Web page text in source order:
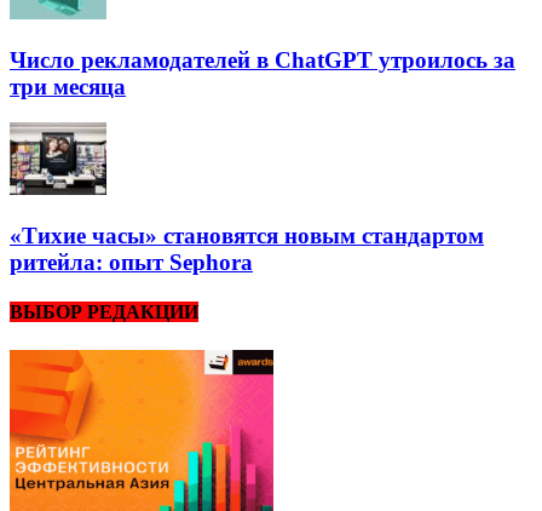
Число рекламодателей в ChatGPT утроилось за
три месяца
«Тихие часы» становятся новым стандартом
ритейла: опыт Sephora
ВЫБОР РЕДАКЦИИ